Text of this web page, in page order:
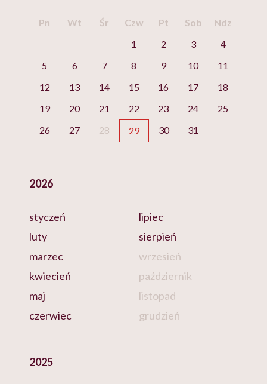
Pn Wt Śr Czw Pt Sob
Ndz
1
2 3
4
5
6 7 8 9 10
11
12
13 14 15 16 17
18
19
20 21 22 23 24
25
26
27 28 29 30 31
2026
styczeń
luty
marzec
kwiecień
maj
czerwiec
lipiec
sierpień
wrzesień
październik
listopad
grudzień
2025